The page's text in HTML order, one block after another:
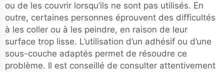
ou de les couvrir lorsqu’ils ne sont pas utilisés. En
outre, certaines personnes éprouvent des difficultés
à les coller ou à les peindre, en raison de leur
surface trop lisse. L’utilisation d’un adhésif ou d’une
sous-couche adaptés permet de résoudre ce
problème. Il est conseillé de consulter attentivement